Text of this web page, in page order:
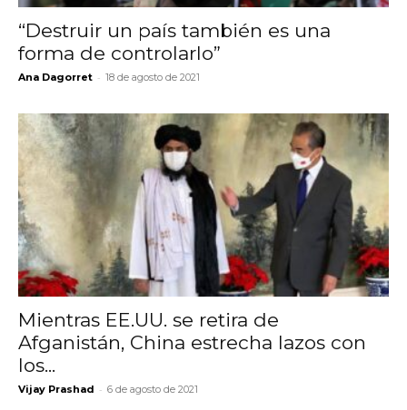
“Destruir un país también es una
forma de controlarlo”
Ana Dagorret - 18 de agosto de 2021
Mientras EE.UU. se retira de
Afganistán, China estrecha lazos con
los...
Vijay Prashad - 6 de agosto de 2021